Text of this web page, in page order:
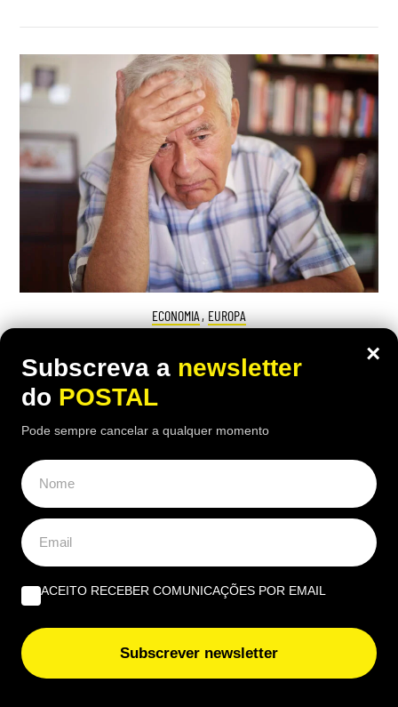
ECONOMIA, EUROPA
Inquilino recusou pagar taxa do lixo
porque o contrato não indicava o valor:
tribunal obrigou-o a pagar por este
motivo
O inquilino contestou a taxa do lixo por considerar
que contrato não era suficientemente claro, mas o
ÚLTIMAS NOTÍCIAS
×
Subscreva a newsletter
do POSTAL
Pode sempre cancelar a qualquer momento
ACEITO RECEBER COMUNICAÇÕES POR EMAIL
Subscrever newsletter